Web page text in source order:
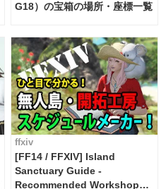
G18）の宝箱の場所・座標一覧
ffxiv
[FF14 / FFXIV] Island
Sanctuary Guide -
Recommended Workshop